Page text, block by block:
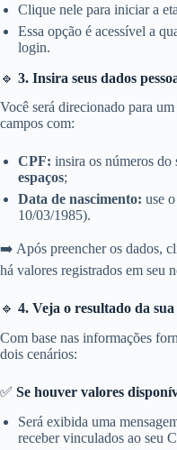
Clique nele para iniciar a
Essa opção é acessível a
login.
🔹 3. Insira seus dados
Você será direcionado para
campos com:
CPF: insira os números do
espaços;
Data de nascimento: use
10/03/1985).
➡️ Após preencher os dados,
há valores registrados em seu
🔹 4. Veja o resultado da
Com base nas informações
dois cenários:
✅ Se houver valores
Será exibida uma
receber vinculados ao seu